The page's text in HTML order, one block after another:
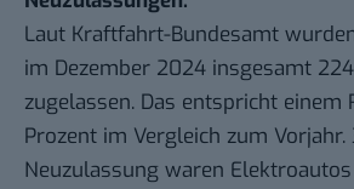
Laut Kraftfahrt-Bundesamt
im Dezember 2024 insgesamt
zugelassen. Das entspricht einem
Prozent im Vergleich zum Vorjahr.
Neuzulassung waren